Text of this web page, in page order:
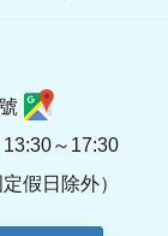
～17:30
假日除外）